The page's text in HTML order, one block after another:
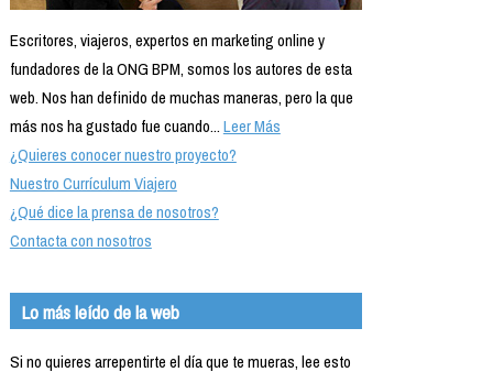
Escritores, viajeros, expertos en marketing online y
fundadores de la ONG BPM, somos los autores de esta
web. Nos han definido de muchas maneras, pero la que
más nos ha gustado fue cuando...Leer Más
¿Quieres conocer nuestro proyecto?
Nuestro Currículum Viajero
¿Qué dice la prensa de nosotros?
Contacta con nosotros
Lo más leído de la web
Si no quieres arrepentirte el día que te mueras, lee esto